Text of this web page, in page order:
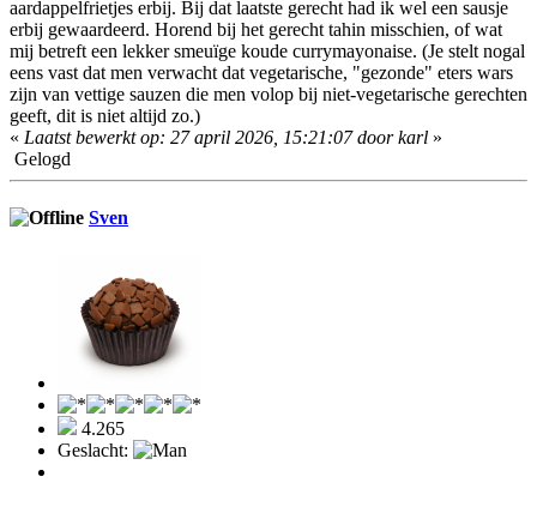
aardappelfrietjes erbij. Bij dat laatste gerecht had ik wel een sausje
erbij gewaardeerd. Horend bij het gerecht tahin misschien, of wat
mij betreft een lekker smeuïge koude currymayonaise. (Je stelt nogal
eens vast dat men verwacht dat vegetarische, "gezonde" eters wars
zijn van vettige sauzen die men volop bij niet-vegetarische gerechten
geeft, dit is niet altijd zo.)
« Laatst bewerkt op: 27 april 2026, 15:21:07 door karl »
Gelogd
Sven
4.265
Geslacht: